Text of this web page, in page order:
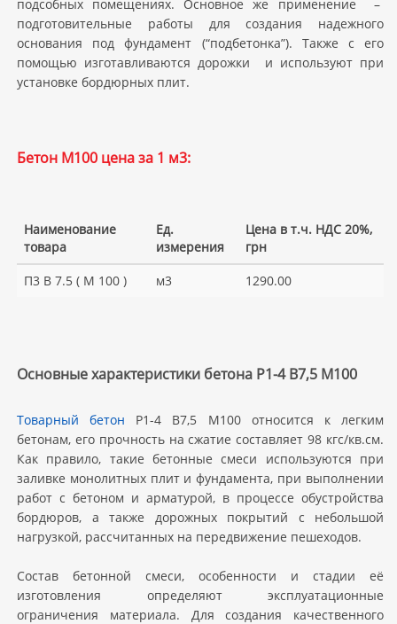
подсобных помещениях. Основное же применение –
подготовительные работы для создания надежного
основания под фундамент (“подбетонка”). Также с его
помощью изготавливаются дорожки и используют при
установке бордюрных плит.
Бетон М100 цена за 1 м3:
Наименование
товара
Ед.
измерения
Цена в т.ч. НДС 20%,
грн
П3 В 7.5 ( М 100 )
м3 1290.00
Основные характеристики бетона Р1-4 В7,5 M100
Товарный бетон Р1-4 В7,5 M100 относится к легким
бетонам, его прочность на сжатие составляет 98 кгс/кв.см.
Как правило, такие бетонные смеси используются при
заливке монолитных плит и фундамента, при выполнении
работ с бетоном и арматурой, в процессе обустройства
бордюров, а также дорожных покрытий с небольшой
нагрузкой, рассчитанных на передвижение пешеходов.
Состав бетонной смеси, особенности и стадии её
изготовления определяют эксплуатационные
ограничения материала. Для создания качественного